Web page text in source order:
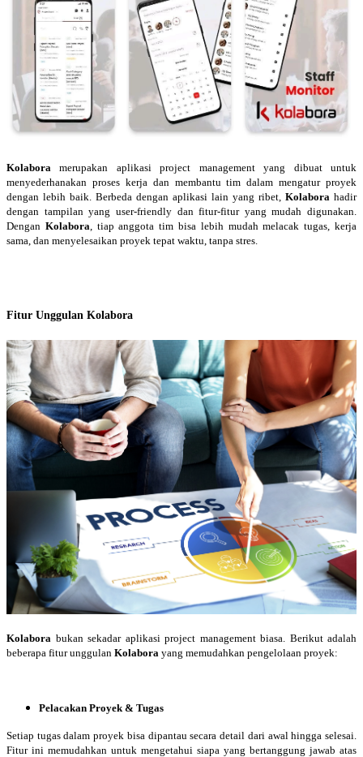
Kolaboramerupakan aplikasi project management yang dibuat untuk
menyederhanakan proses kerja dan membantu tim dalam mengatur proyek
dengan lebih baik. Berbeda dengan aplikasi lain yang ribet, Kolabora hadir
dengan tampilan yang user-friendly dan fitur-fitur yang mudah digunakan.
Dengan Kolabora, tiap anggota tim bisa lebih mudah melacak tugas, kerja
sama, dan menyelesaikan proyek tepat waktu, tanpa stres.
Fitur Unggulan Kolabora
Kolabora bukan sekadar aplikasi project management biasa. Berikut adalah
beberapa fitur unggulan Kolabora yang memudahkan pengelolaan proyek:
Pelacakan Proyek & Tugas
Setiap tugas dalam proyek bisa dipantau secara detail dari awal hingga selesai.
Fitur ini memudahkan untuk mengetahui siapa yang bertanggung jawab atas